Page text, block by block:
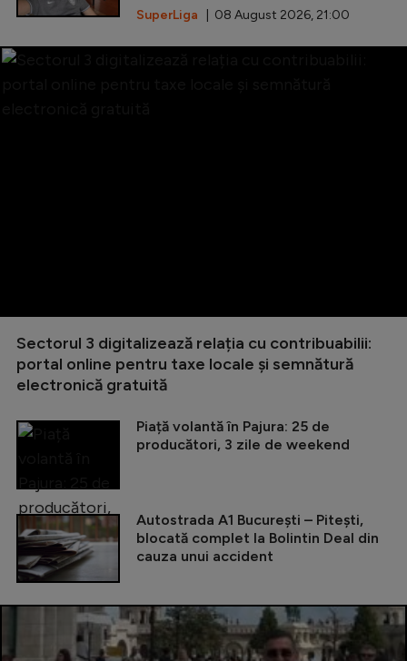
SuperLiga | 08 August 2026, 21:00
Sectorul 3 digitalizează relația cu contribuabilii:
portal online pentru taxe locale și semnătură
electronică gratuită
Piață volantă în Pajura: 25 de
producători, 3 zile de weekend
Autostrada A1 București – Pitești,
blocată complet la Bolintin Deal din
cauza unui accident